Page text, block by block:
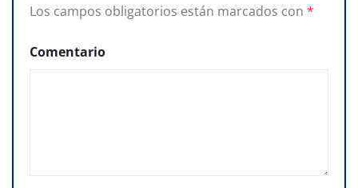
Los campos obligatorios están marcados con *
Comentario